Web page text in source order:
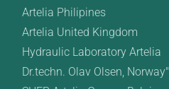
Artelia Philipines
Artelia United Kingdom
Hydraulic Laboratory Artelia
Dr.techn. Olav Olsen, Norway"